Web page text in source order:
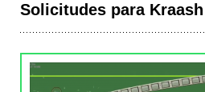
Solicitudes para Kraash